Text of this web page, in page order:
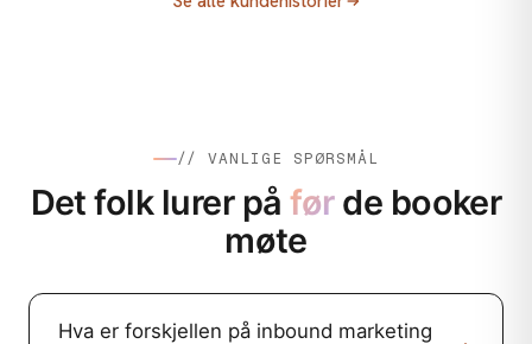
Folkefinansiering for Villbrygg
// VANLIGE SPØRSMÅL
Det folk lurer påførde booker
møte
Hva er forskjellen på inbound marketing